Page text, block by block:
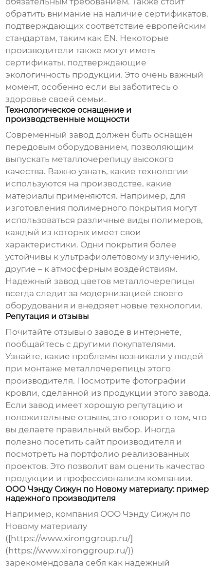
обратить внимание на наличие сертификатов,
подтверждающих соответствие европейским
стандартам, таким как EN. Некоторые
производители также могут иметь
сертификаты, подтверждающие
экологичность продукции. Это очень важный
момент, особенно если вы заботитесь о
здоровье своей семьи.
Технологическое оснащение и
производственные мощности
Современный завод должен быть оснащен
передовым оборудованием, позволяющим
выпускать металлочерепицу высокого
качества. Важно узнать, какие технологии
используются на производстве, какие
материалы применяются. Например, для
изготовления полимерного покрытия могут
использоваться различные виды полимеров,
каждый из которых имеет свои
характеристики. Одни покрытия более
устойчивы к ультрафиолетовому излучению,
другие – к атмосферным воздействиям.
Надежныйзавод цветов металлочерепицы
всегда следит за модернизацией своего
оборудования и внедряет новые технологии.
Репутация и отзывы
Почитайте отзывы о заводе в интернете,
пообщайтесь с другими покупателями.
Узнайте, какие проблемы возникали у людей
при монтаже металлочерепицы этого
производителя. Посмотрите фотографии
кровли, сделанной из продукции этого завода.
Если завод имеет хорошую репутацию и
положительные отзывы, это говорит о том, что
вы делаете правильный выбор. Иногда
полезно посетить сайт производителя и
посмотреть на портфолио реализованных
проектов. Это позволит вам оценить качество
продукции и профессионализм компании.
ООО Чэнду Сижун по Новому материалу: пример
надежного производителя
Например, компания ООО Чэнду Сижун по
Новому материалу
([https://www.xironggroup.ru/]
(https://www.xironggroup.ru/))
зарекомендовала себя как надежный